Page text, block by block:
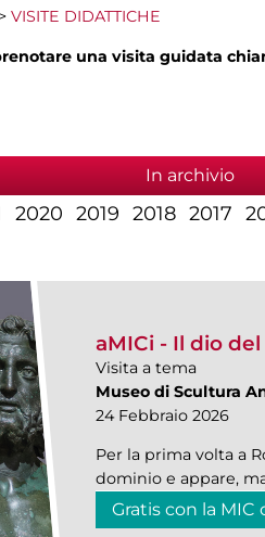
VISITE DIDATTICHE
una visita guidata
In archivio
2020 2019 2018 2017
aMICi - Il dio
Visita a tema
Museo di Scultura
24 Febbraio 2026
Per la prima volta a
dominio e appare,
Gratis con la MIC